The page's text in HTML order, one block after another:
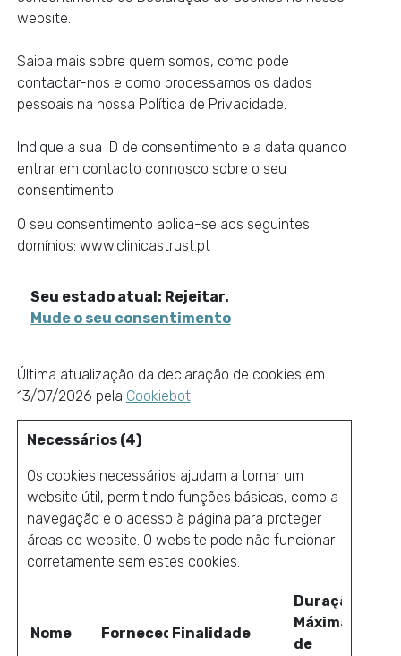
website.
Saiba mais sobre quem somos, como pode
contactar-nos e como processamos os dados
pessoais na nossa Política de Privacidade.
Indique a sua ID de consentimento e a data quando
entrar em contacto connosco sobre o seu
consentimento.
O seu consentimento aplica-se aos seguintes
domínios: www.clinicastrust.pt
Seu estado atual: Rejeitar.
Mude o seu consentimento
Última atualização da declaração de cookies em
13/07/2026 pela Cookiebot:
Necessários (4)
Os cookies necessários ajudam a tornar um
website útil, permitindo funções básicas, como a
navegação e o acesso à página para proteger
áreas do website. O website pode não funcionar
corretamente sem estes cookies.
Nome FornecedorFinalidade
Duração
Máxima
de